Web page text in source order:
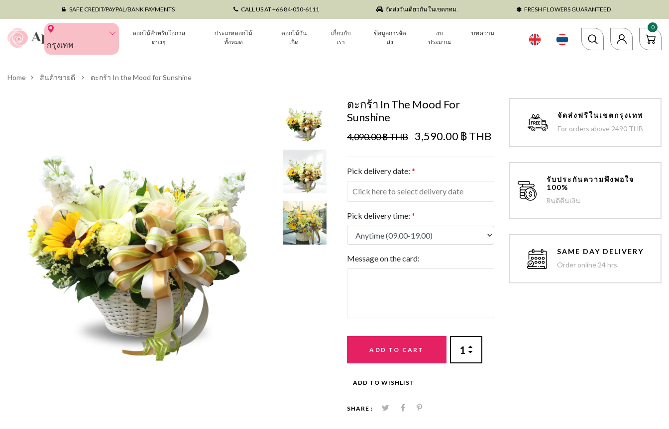
SAFE CREDIT/PAYPAL/BANK PAYMENTS CALL US AT +66 84-050-6111 จัดส่งวันเดียวกัน ในเขตกทม. FRESH FLOWERS GUARANTEED
กรุงเทพ
ดอกไม้สำหรับโอกาส
ต่างๆ
ประเภทดอกไม้
ทั้งหมด
ดอกไม้วัน
เกิด
เกี่ยวกับ
เรา
ข้อมูลการจัด
ส่ง
งบ
ประมาณ
บทความ
0
Home สินค้าขายดี ตะกร้า In the Mood for Sunshine
ตะกร้า In The Mood For
Sunshine
4,090.00 ฿ THB 3,590.00 ฿ THB
Pick delivery date: *
Pick delivery time: *
Message on the card:
ADD TO CART
ADD TO WISHLIST
SHARE :
จัดส่งฟรีในเขตกรุงเทพ
For orders above 2490 THB
รับประกันความพึงพอใจ
100%
ยินดีคืนเงิน
SAME DAY DELIVERY
Order online 24 hrs.